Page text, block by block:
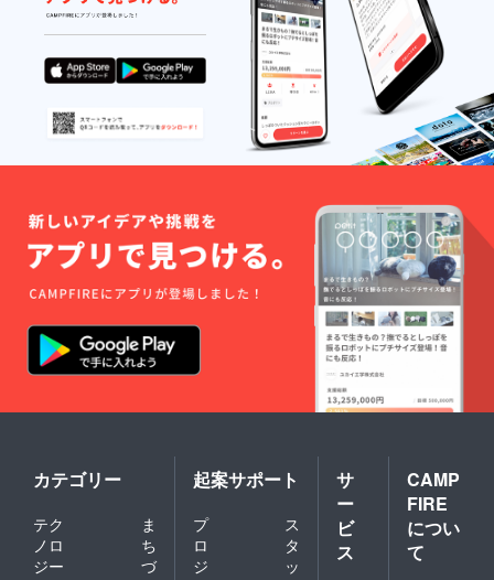
カテゴリー
テク
ノロ
ジー
ま
ち
づ
起案サポート
プ
ロ
ジ
ス
タ
ッ
サ
ー
ビ
ス
CAMP
FIRE
につい
て